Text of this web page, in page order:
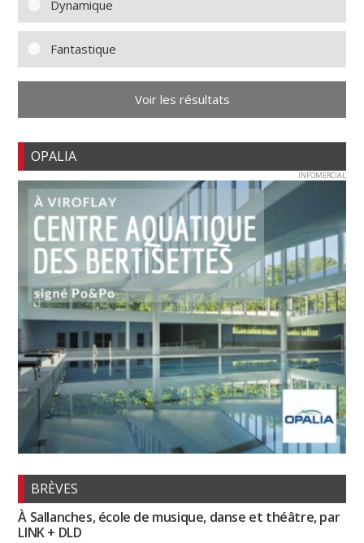
Dynamique
Fantastique
Voir les résultats
OPALIA
INFOMERCIAL
BRÈVES
À Sallanches, école de musique, danse et théâtre, par
LINK + DLD